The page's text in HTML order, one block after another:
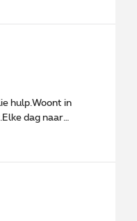
ik dan manueel
vele tientallen mails
als geen spam”. Ik
niet. Hoe kan ik die
houdt geen spam
wél tegen.
hulp.Woont in
dag naar
werd.ATV
kreeg
kan hij geen
regionale
maar geen
hij toch nog ATV in